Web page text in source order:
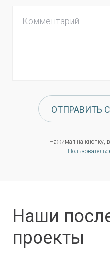
Комментарий
ОТПРАВИТЬ
Нажимая на кнопку,
Наши
проекты